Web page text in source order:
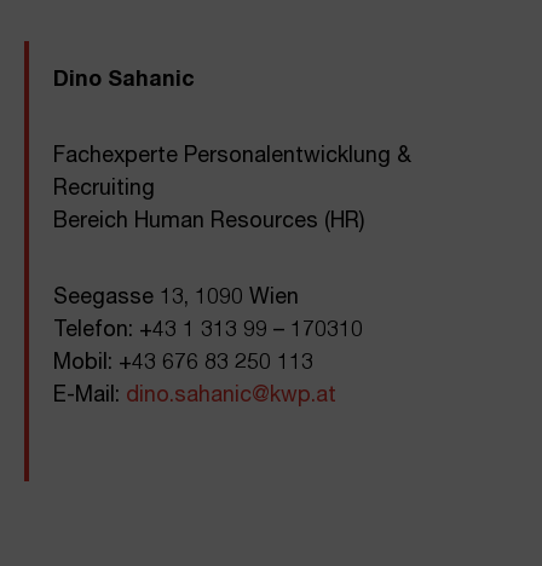
Dino Sahanic
Fachexperte Personalentwicklung &
Recruiting
Bereich Human Resources (HR)
Seegasse 13, 1090 Wien
Telefon: +43 1 313 99 – 170310
Mobil: +43 676 83 250 113
E-Mail: dino.sahanic@kwp.at